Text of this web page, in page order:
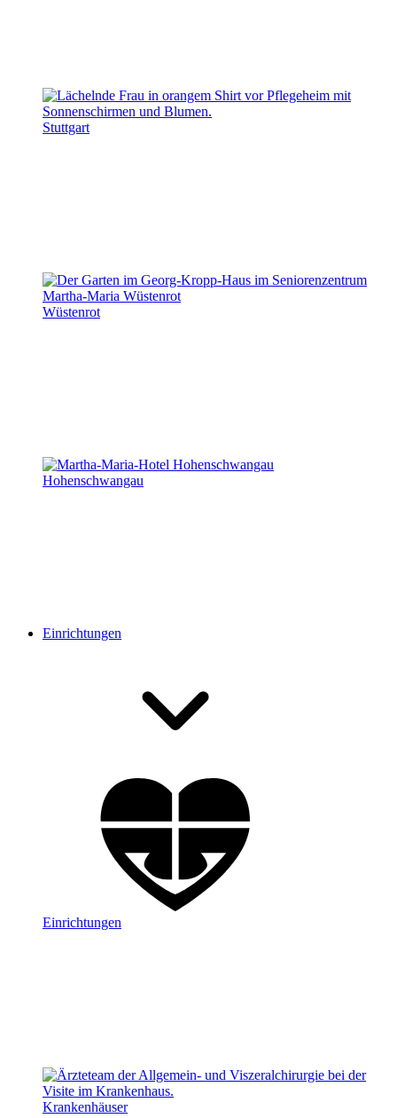
Stuttgart
Wüstenrot
Hohenschwangau
Einrichtungen
Einrichtungen
Krankenhäuser